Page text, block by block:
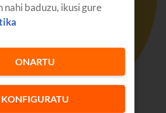
nahi baduzu, ikusi gure
KONFIGURATU
ONARTU